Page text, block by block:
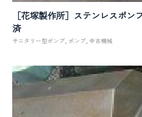
［花塚製作所］ステンレスポ
済
サニタリー型ポンプ, ポンプ, 中古機械